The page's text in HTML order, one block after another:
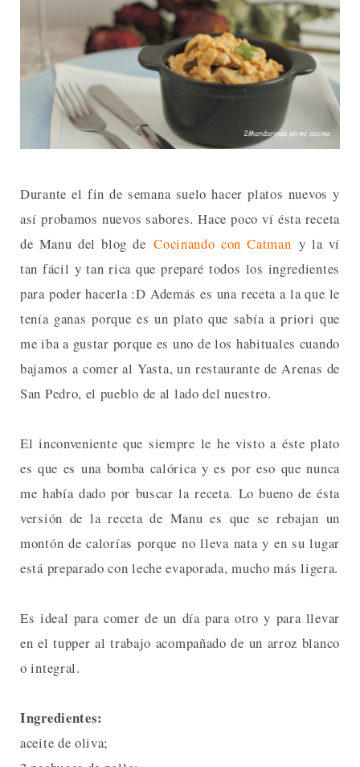
Durante el fin de semana suelo hacer platos nuevos y
así probamos nuevos sabores. Hace poco ví ésta receta
de Manu del blog deCocinando con Catman y la ví
tan fácil y tan rica que preparé todos los ingredientes
para poder hacerla :D Además es una receta a la que le
tenía ganas porque es un plato que sabía a priori que
me iba a gustar porque es uno de los habituales cuando
bajamos a comer al Yasta, un restaurante de Arenas de
San Pedro, el pueblo de al lado del nuestro.
El inconveniente que siempre le he visto a éste plato
es que es una bomba calórica y es por eso que nunca
me había dado por buscar la receta. Lo bueno de ésta
versión de la receta de Manu es que se rebajan un
montón de calorías porque no lleva nata y en su lugar
está preparado con leche evaporada, mucho más ligera.
Es ideal para comer de un día para otro y para llevar
en el tupper al trabajo acompañado de un arroz blanco
o integral.
Ingredientes:
aceite de oliva;